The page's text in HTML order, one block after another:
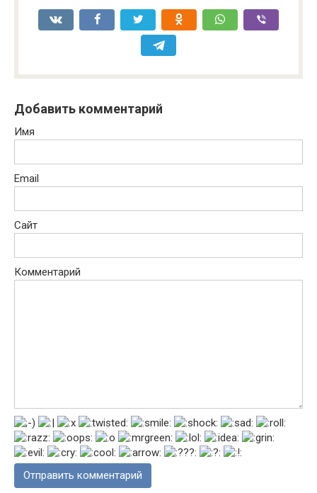
Добавить комментарий
Имя
Email
Сайт
Комментарий